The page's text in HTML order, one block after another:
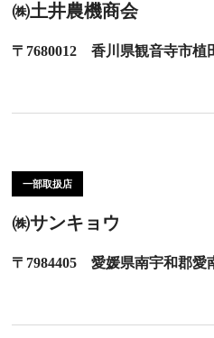
㈱土井農機商会
〒7680012 香川県観音寺市植
一部取扱店
㈱サンキョウ
〒7984405 愛媛県南宇和郡愛